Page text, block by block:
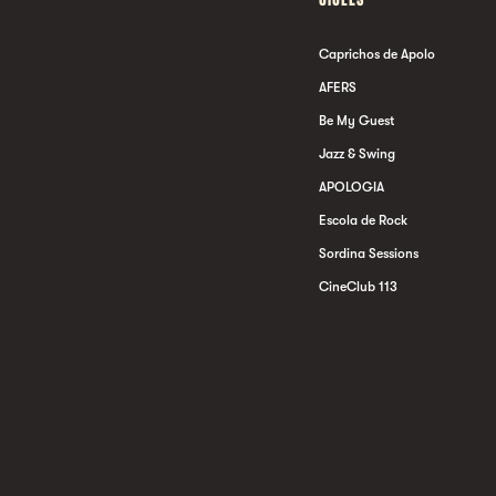
Caprichos de Apolo
AFERS
Be My Guest
Jazz & Swing
APOLOGIA
Escola de Rock
Sordina Sessions
CineClub 113